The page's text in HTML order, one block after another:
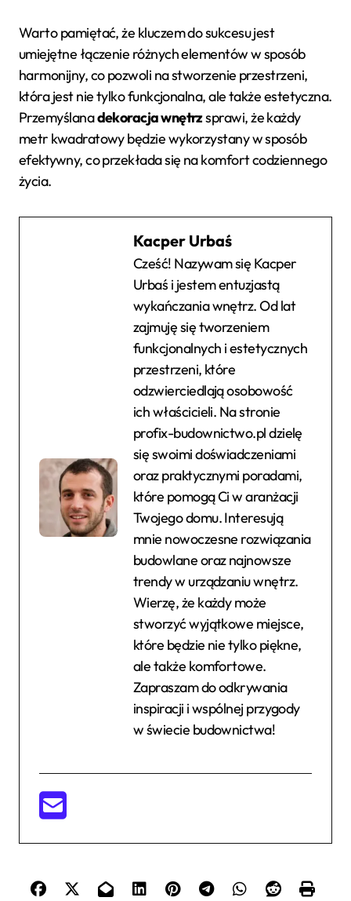
Warto pamiętać, że kluczem do sukcesu jest
umiejętne łączenie różnych elementów w sposób
harmonijny, co pozwoli na stworzenie przestrzeni,
która jest nie tylko funkcjonalna, ale także estetyczna.
Przemyślanadekoracja wnętrzsprawi, że każdy
metr kwadratowy będzie wykorzystany w sposób
efektywny, co przekłada się na komfort codziennego
życia.
Kacper Urbaś
Cześć! Nazywam się Kacper
Urbaś i jestem entuzjastą
wykańczania wnętrz. Od lat
zajmuję się tworzeniem
funkcjonalnych i estetycznych
przestrzeni, które
odzwierciedlają osobowość
ich właścicieli. Na stronie
profix-budownictwo.pl dzielę
się swoimi doświadczeniami
oraz praktycznymi poradami,
które pomogą Ci w aranżacji
Twojego domu. Interesują
mnie nowoczesne rozwiązania
budowlane oraz najnowsze
trendy w urządzaniu wnętrz.
Wierzę, że każdy może
stworzyć wyjątkowe miejsce,
które będzie nie tylko piękne,
ale także komfortowe.
Zapraszam do odkrywania
inspiracji i wspólnej przygody
w świecie budownictwa!